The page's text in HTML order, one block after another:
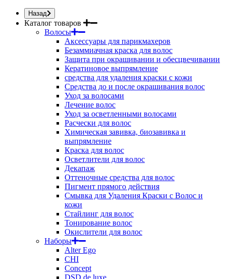
Назад
Каталог товаров
Волосы
Аксессуары для парикмахеров
Безаммиачная краска для волос
Защита при окрашивании и обесцвечивании
Кератиновое выпрямление
средства для удаления краски с кожи
Средства до и после окрашивания волос
Уход за волосами
Лечение волос
Уход за осветленными волосами
Расчески для волос
Химическая завивка, биозавивка и
выпрямление
Краска для волос
Осветлители для волос
Декапаж
Оттеночные средства для волос
Пигмент прямого действия
Смывка для Удаления Краски с Волос и
кожи
Стайлинг для волос
Тонирование волос
Окислители для волос
Наборы
Alter Ego
CHI
Concept
DSD de luxe